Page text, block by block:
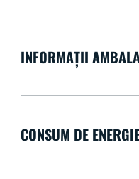
INFORMAȚII
CONSUM DE